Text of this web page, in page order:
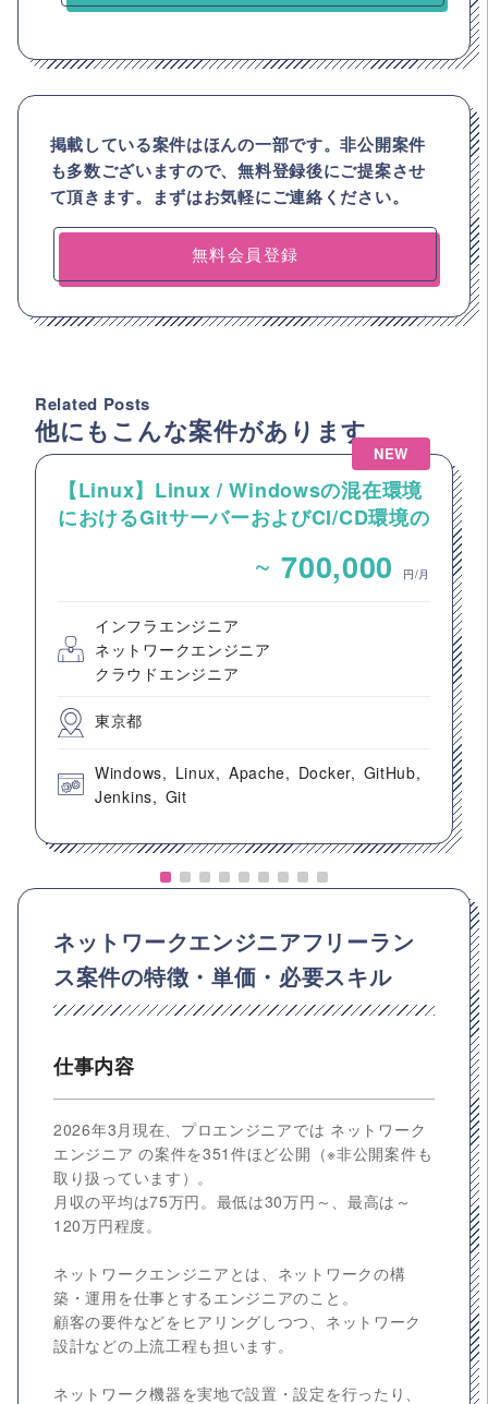
掲載している案件はほんの一部です。非公開案件
も多数ございますので、無料登録後にご提案させ
て頂きます。まずはお気軽にご連絡ください。
無料会員登録
Related Posts
他にもこんな案件があります
NEW
【Linux】Linux / Windowsの混在環境
におけるGitサーバーおよびCI/CD環境の
~ 700,000 円/月
インフラエンジニア
ネットワークエンジニア
クラウドエンジニア
東京都
Windows Linux Apache Docker
GitHub
Jenkins
Git
ネットワークエンジニアフリーラン
ス案件の特徴・単価・必要スキル
仕事内容
2026年3月現在、プロエンジニアでは ネットワーク
エンジニア の案件を351件ほど公開（※非公開案件も
取り扱っています）。
月収の平均は75万円。最低は30万円～、最高は～
120万円程度。
ネットワークエンジニアとは、ネットワークの構
築・運用を仕事とするエンジニアのこと。
顧客の要件などをヒアリングしつつ、ネットワーク
設計などの上流工程も担います。
ネットワーク機器を実地で設置・設定を行ったり、